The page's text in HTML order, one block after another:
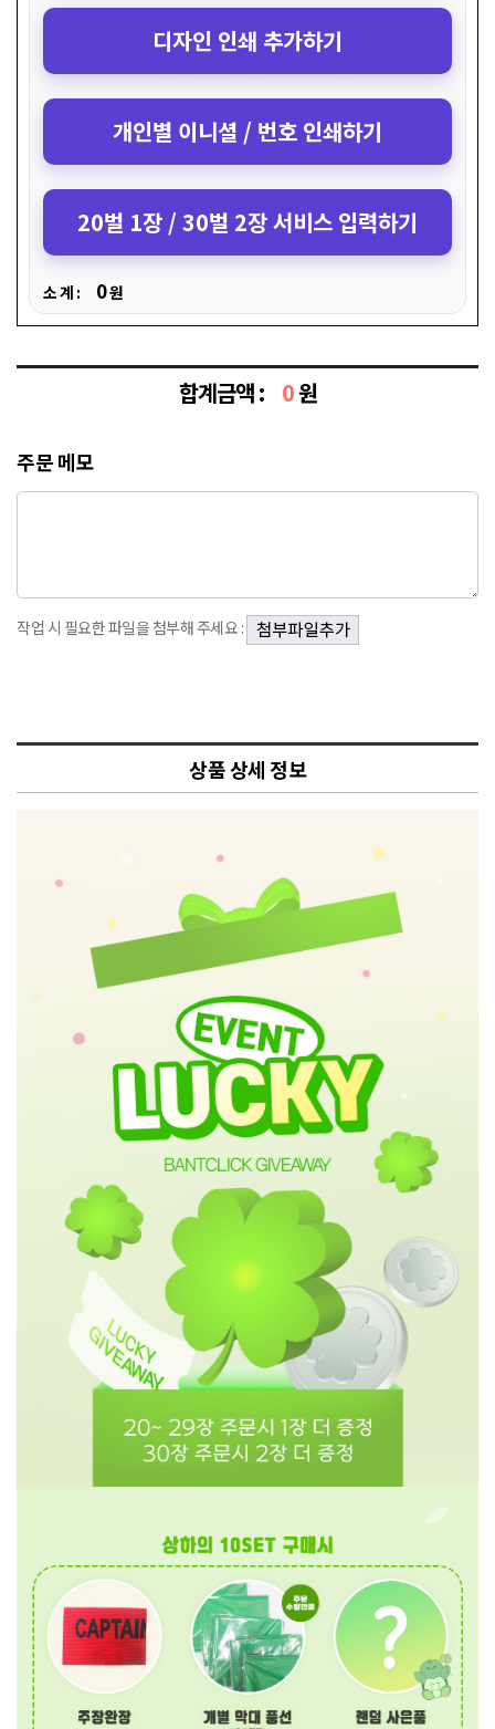
디자인 인쇄 추가하기
개인별 이니셜 / 번호 인쇄하기
20벌 1장 / 30벌 2장 서비스 입력하기
소 계 : 0원
합계금액 : 0원
주문 메모
작업 시 필요한 파일을 첨부해 주세요 :
상품 상세 정보